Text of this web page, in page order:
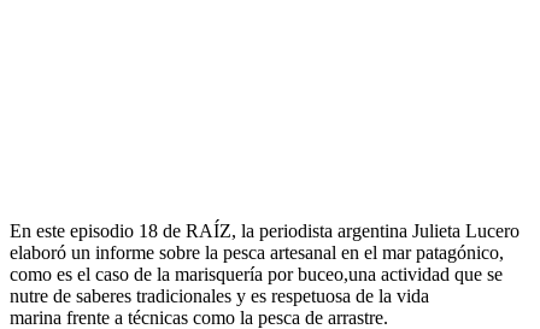
En este episodio 18 de RAÍZ, la periodista argentina Julieta Lucero
elaboró un informe sobre la pesca artesanal en el mar patagónico,
como es el caso de la marisquería por buceo,una actividad que se
nutre de saberes tradicionales y es respetuosa de la vida
marina frente a técnicas como la pesca de arrastre.